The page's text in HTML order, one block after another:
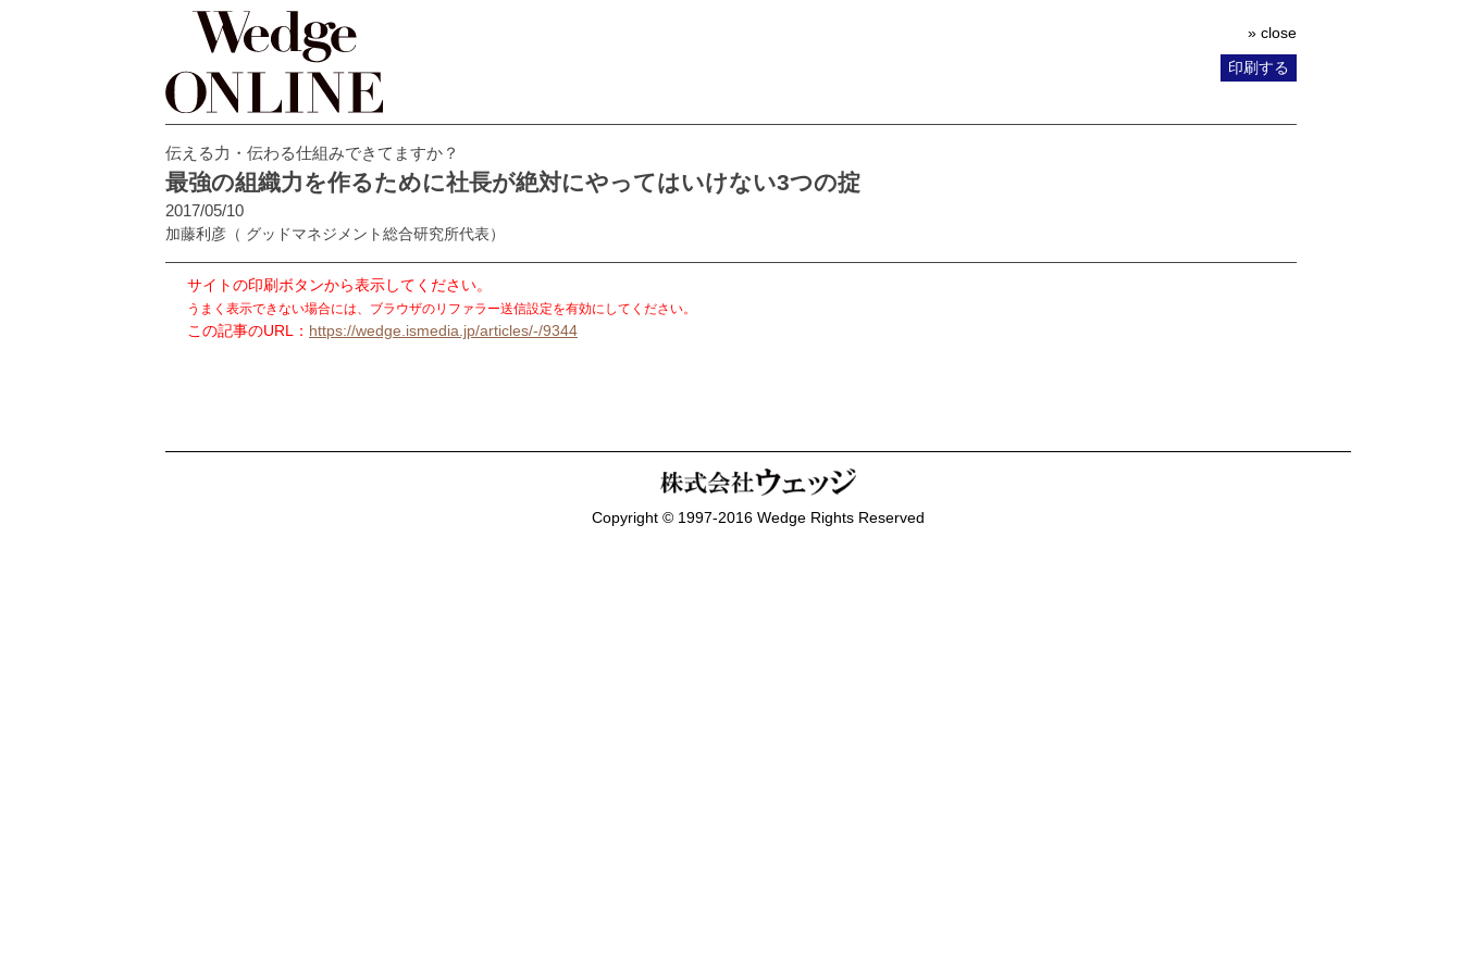
» close
印刷する
伝える力・伝わる仕組みできてますか？
最強の組織力を作るために社長が絶対にやってはいけない3つの掟
2017/05/10
加藤利彦 （ グッドマネジメント総合研究所代表）
サイトの印刷ボタンから表示してください。
うまく表示できない場合には、ブラウザのリファラー送信設定を有効にしてください。
この記事のURL： https://wedge.ismedia.jp/articles/-/9344
Copyright © 1997-2016 Wedge Rights Reserved